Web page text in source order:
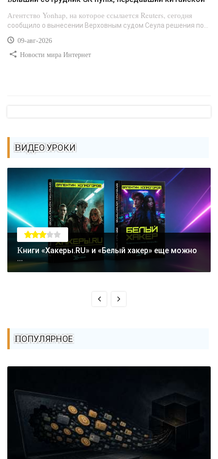
Агентство Yonhap, на которое ссылается Reuters, сегодня
сообщило о вынесении Верховным судом Сеула решения по...
09-авг-2026
Новости мира Интернет
ВИДЕО УРОКИ
Книги «Хакеры.RU» и «Белый хакер» еще можно
...
ПОПУЛЯРНОЕ